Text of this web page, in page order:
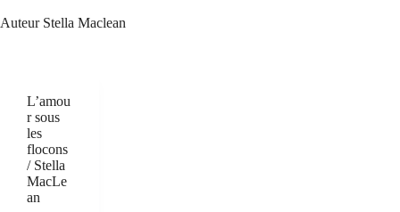
AuteurStella Maclean
L’amou
r sous
les
flocons
/ Stella
MacLe
an